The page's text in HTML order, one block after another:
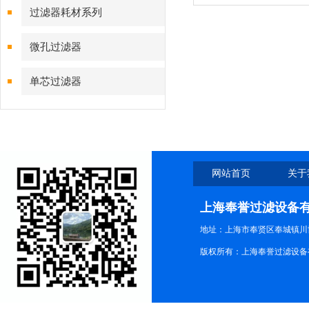
过滤器耗材系列
微孔过滤器
单芯过滤器
网站首页 关
上海奉誉过滤设备
地址：上海市奉贤区奉城镇川
版权所有：上海奉誉过滤设